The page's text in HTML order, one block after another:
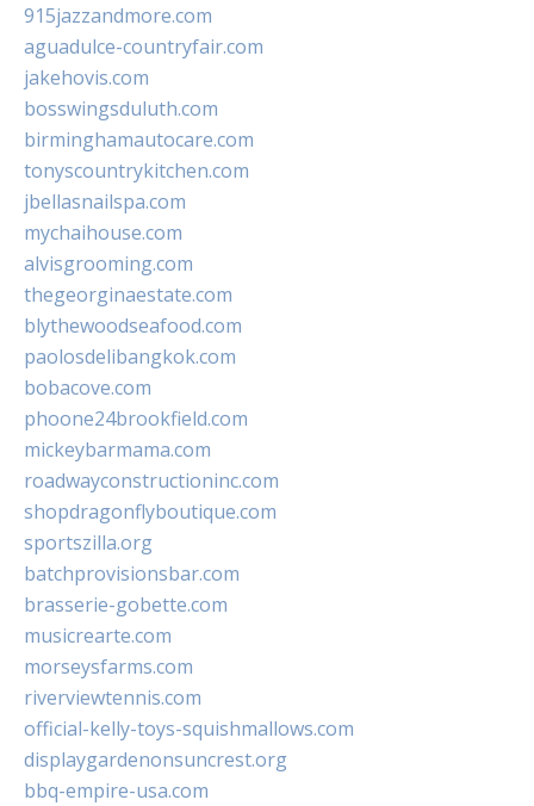
915jazzandmore.com
aguadulce-countryfair.com
jakehovis.com
bosswingsduluth.com
birminghamautocare.com
tonyscountrykitchen.com
jbellasnailspa.com
mychaihouse.com
alvisgrooming.com
thegeorginaestate.com
blythewoodseafood.com
paolosdelibangkok.com
bobacove.com
phoone24brookfield.com
mickeybarmama.com
roadwayconstructioninc.com
shopdragonflyboutique.com
sportszilla.org
batchprovisionsbar.com
brasserie-gobette.com
musicrearte.com
morseysfarms.com
riverviewtennis.com
official-kelly-toys-squishmallows.com
displaygardenonsuncrest.org
bbq-empire-usa.com